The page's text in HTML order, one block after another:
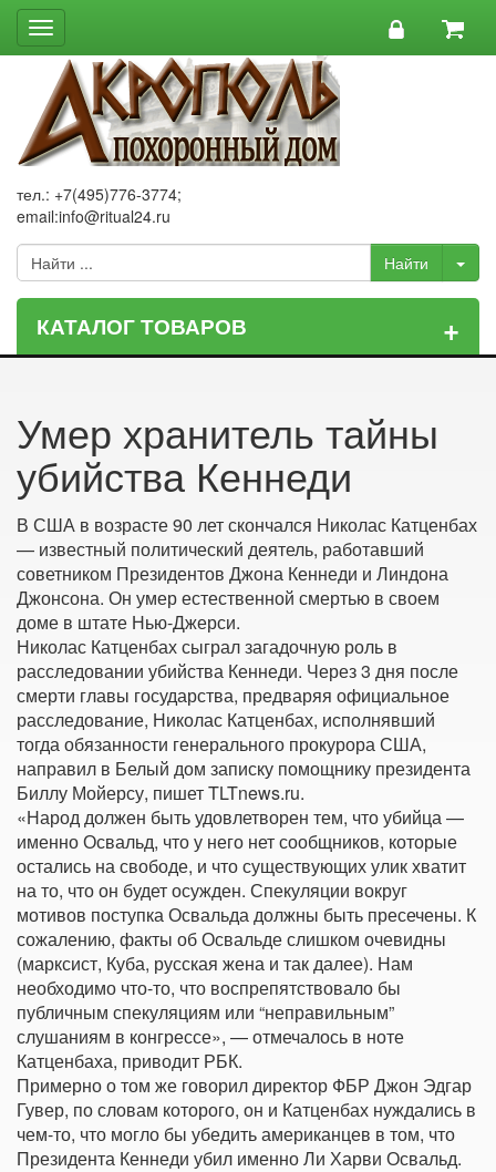
Toggle
navigation
тел.: +7(495)776-3774;
email:info@ritual24.ru
КАТАЛОГ ТОВАРОВ +
Умер хранитель тайны
убийства Кеннеди
В США в возрасте 90 лет скончался Николас Катценбах
— известный политический деятель, работавший
советником Президентов Джона Кеннеди и Линдона
Джонсона. Он умер естественной смертью в своем
доме в штате Нью-Джерси.
Николас Катценбах сыграл загадочную роль в
расследовании убийства Кеннеди. Через 3 дня после
смерти главы государства, предваряя официальное
расследование, Николас Катценбах, исполнявший
тогда обязанности генерального прокурора США,
направил в Белый дом записку помощнику президента
Биллу Мойерсу, пишет TLTnews.ru.
«Народ должен быть удовлетворен тем, что убийца —
именно Освальд, что у него нет сообщников, которые
остались на свободе, и что существующих улик хватит
на то, что он будет осужден. Спекуляции вокруг
мотивов поступка Освальда должны быть пресечены. К
сожалению, факты об Освальде слишком очевидны
(марксист, Куба, русская жена и так далее). Нам
необходимо что-то, что воспрепятствовало бы
публичным спекуляциям или “неправильным”
слушаниям в конгрессе», — отмечалось в ноте
Катценбаха, приводит РБК.
Примерно о том же говорил директор ФБР Джон Эдгар
Гувер, по словам которого, он и Катценбах нуждались в
чем-то, что могло бы убедить американцев в том, что
Президента Кеннеди убил именно Ли Харви Освальд.